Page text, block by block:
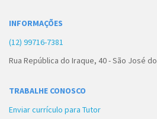
INFORMAÇÕES
(12) 99716-7381
Rua República do Iraque, 40 - São José
TRABALHE CONOSCO
Enviar currículo para Tutor